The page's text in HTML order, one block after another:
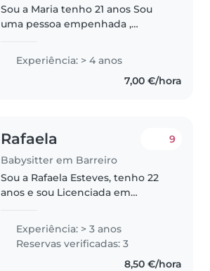
Sou a Maria tenho 21 anos Sou
uma pessoa empenhada ,
com crianças adapto-me
facilmente a novos desafios e
Experiência: > 4 anos
7,00 €/hora
Rafaela
Babysitter em Barreiro
9
Sou a Rafaela Esteves, tenho 22
anos e sou Licenciada em
anteriormente a tomar conta de
crianças em casamentos e, por
Experiência: > 3 anos
Reservas verificadas: 3
8,50 €/hora